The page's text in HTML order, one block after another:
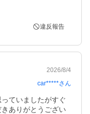
違反報告
2026/8/4
car*****さん
ていましたがすぐ
ありがとうござい